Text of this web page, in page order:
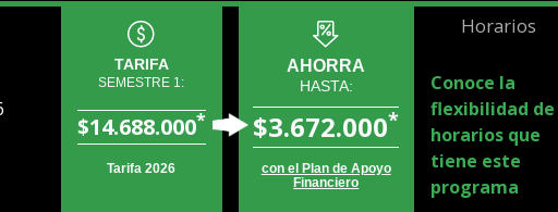
TARIFA
SEMESTRE 1:
$14.688.000*
Tarifa 2026
AHORRA
HASTA:
$3.672.000*
con el Plan de Apoyo
Financiero
Horarios
Conoce la
flexibilidad de
horarios que
tiene este
programa